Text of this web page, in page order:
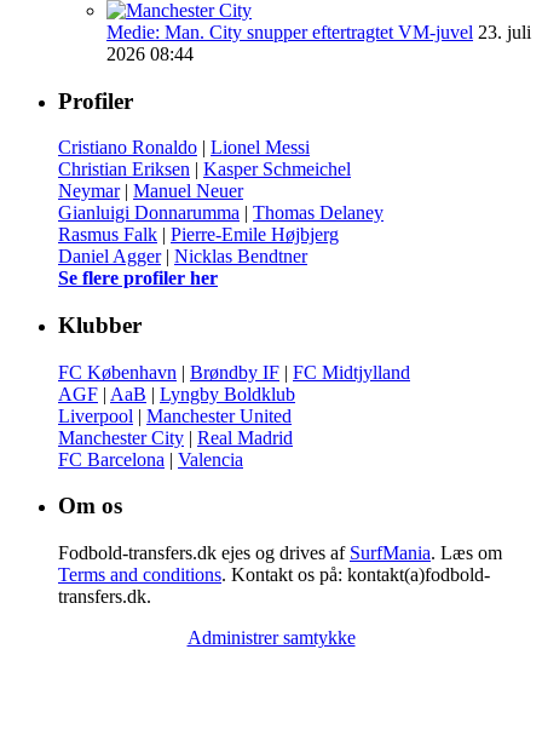
Medie: Man. City snupper eftertragtet VM-juvel 23. juli
2026 08:44
Profiler
Cristiano Ronaldo | Lionel Messi
Christian Eriksen | Kasper Schmeichel
Neymar| Manuel Neuer
Gianluigi Donnarumma | Thomas Delaney
Rasmus Falk | Pierre-Emile Højbjerg
Daniel Agger| Nicklas Bendtner
Se flere profiler her
Klubber
FC København | Brøndby IF | FC Midtjylland
AGF | AaB | Lyngby Boldklub
Liverpool | Manchester United
Manchester City | Real Madrid
FC Barcelona | Valencia
Om os
Fodbold-transfers.dk ejes og drives af SurfMania. Læs om
Terms and conditions. Kontakt os på: kontakt(a)fodbold-
transfers.dk.
Administrer samtykke